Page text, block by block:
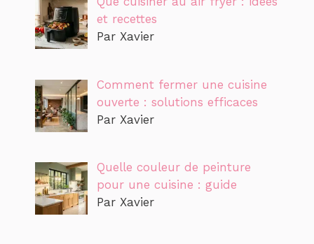
et recettes
Par Xavier
Comment fermer une cuisine
ouverte : solutions efficaces
Par Xavier
Quelle couleur de peinture
pour une cuisine : guide
Par Xavier